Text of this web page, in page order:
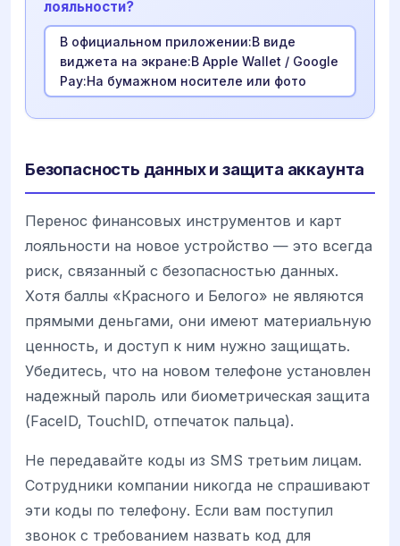
лояльности?
В официальном приложении:В виде
виджета на экране:В Apple Wallet / Google
Pay:На бумажном носителе или фото
Безопасность данных и защита аккаунта
Перенос финансовых инструментов и карт
лояльности на новое устройство — это всегда
риск, связанный с безопасностью данных.
Хотя баллы «Красного и Белого» не являются
прямыми деньгами, они имеют материальную
ценность, и доступ к ним нужно защищать.
Убедитесь, что на новом телефоне установлен
надежный пароль или биометрическая защита
(FaceID, TouchID, отпечаток пальца).
Не передавайте коды из SMS третьим лицам.
Сотрудники компании никогда не спрашивают
эти коды по телефону. Если вам поступил
звонок с требованием назвать код для